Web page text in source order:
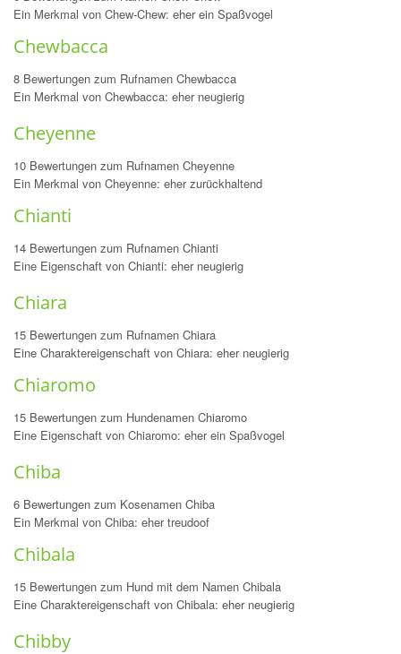
Ein Merkmal von Chew-Chew: eher ein Spaßvogel
Chewbacca
8 Bewertungen zum Rufnamen Chewbacca
Ein Merkmal von Chewbacca: eher neugierig
Cheyenne
10 Bewertungen zum Rufnamen Cheyenne
Ein Merkmal von Cheyenne: eher zurückhaltend
Chianti
14 Bewertungen zum Rufnamen Chianti
Eine Eigenschaft von Chianti: eher neugierig
Chiara
15 Bewertungen zum Rufnamen Chiara
Eine Charaktereigenschaft von Chiara: eher neugierig
Chiaromo
15 Bewertungen zum Hundenamen Chiaromo
Eine Eigenschaft von Chiaromo: eher ein Spaßvogel
Chiba
6 Bewertungen zum Kosenamen Chiba
Ein Merkmal von Chiba: eher treudoof
Chibala
15 Bewertungen zum Hund mit dem Namen Chibala
Eine Charaktereigenschaft von Chibala: eher neugierig
Chibby